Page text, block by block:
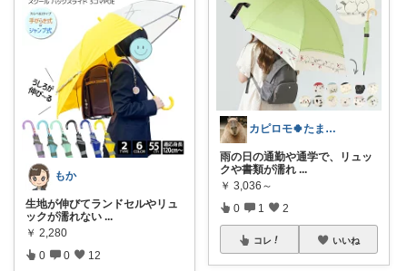
もか
生地が伸びてランドセルやリュ
ックが濡れない ...
￥ 2,280
0 0 12
カピロモ🍀たまにくすっと笑えるーむ🐾
雨の日の通勤や通学で、リュッ
クや書類が濡れ ...
￥ 3,036～
0 1 2
コレ いいね